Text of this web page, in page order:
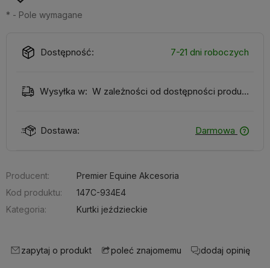
* - Pole wymagane
Dostępność: 7-21 dni roboczych
Wysyłka w: W zależności od dostępności produktu
Dostawa: Darmowa
Producent:
Premier Equine Akcesoria
Kod produktu:
147C-934E4
Kategoria:
Kurtki jeździeckie
zapytaj o produkt poleć znajomemu dodaj opinię